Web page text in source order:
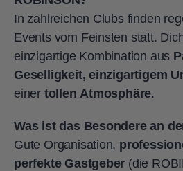
In zahlreichen Clubs finden
Events vom Feinsten statt.
einzigartige Kombination aus
Geselligkeit, einzigartigem
einer tollen Atmosphäre.
Was ist das Besondere an
Gute Organisation,
perfekte Gastgeber (die